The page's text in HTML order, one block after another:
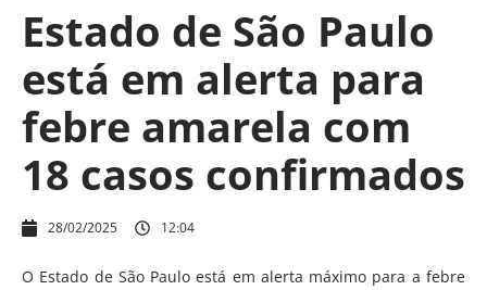
Estado de São Paulo
está em alerta para
febre amarela com
18 casos confirmados
28/02/2025 12:04
O Estado de São Paulo está em alerta máximo para a febre